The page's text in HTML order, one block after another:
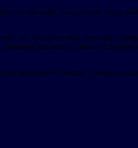
ждет конкурсный отбор,
из Объединенных Арабских
для дистанционного
принимают участие в